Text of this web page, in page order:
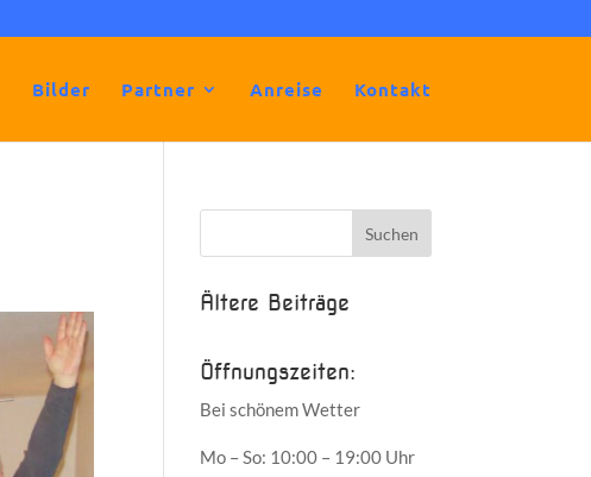
Bilder Partner Anreise Kontakt
Ältere Beiträge
Öffnungszeiten:
Bei schönem Wetter
Mo – So: 10:00 – 19:00 Uhr